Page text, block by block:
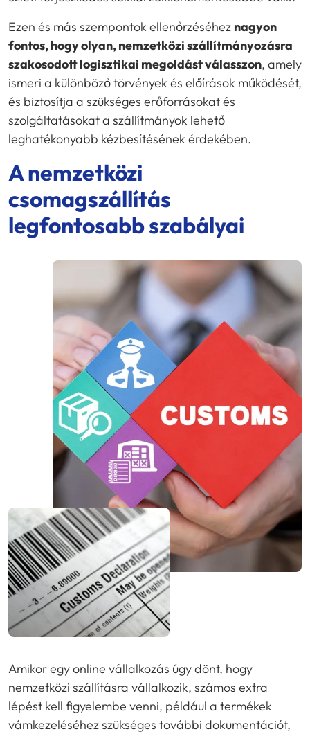
Ezen és más szempontok ellenőrzéséhez nagyon
fontos, hogy olyan, nemzetközi szállítmányozásra
szakosodott logisztikai megoldást válasszon, amely
ismeri a különböző törvények és előírások működését,
és biztosítja a szükséges erőforrásokat és
szolgáltatásokat a szállítmányok lehető
leghatékonyabb kézbesítésének érdekében.
A nemzetközi
csomagszállítás
legfontosabb szabályai
Amikor egy online vállalkozás úgy dönt, hogy
nemzetközi szállításra vállalkozik, számos extra
lépést kell figyelembe venni, például a termékek
vámkezeléséhez szükséges további dokumentációt,